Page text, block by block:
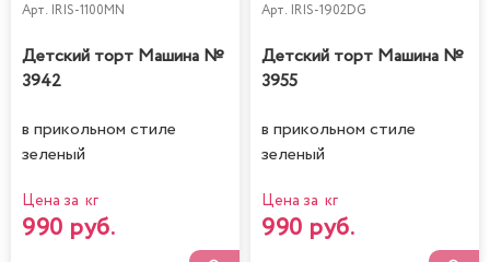
Арт. IRIS-1100MN
Детский торт Машина №
3942
в прикольном стиле
зеленый
Цена за кг
990 руб.
Арт. IRIS-1902DG
Детский торт Машина №
3955
в прикольном стиле
зеленый
Цена за кг
990 руб.